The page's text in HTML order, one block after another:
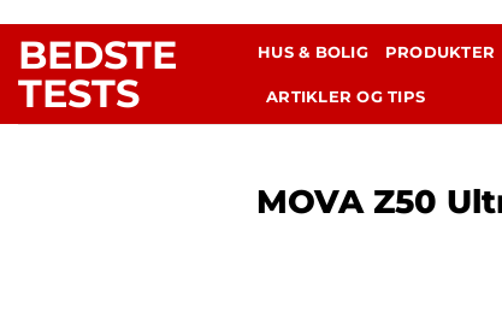
indhold
BEDSTE
TESTS
HUS & BOLIG PRODUKTER
ARTIKLER OG TIPS
MOVA Z50